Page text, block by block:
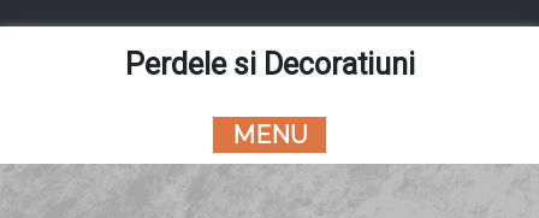
Perdele si Decoratiuni
MENU